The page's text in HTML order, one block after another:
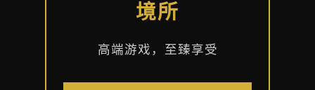
境所
高端游戏，至臻享受